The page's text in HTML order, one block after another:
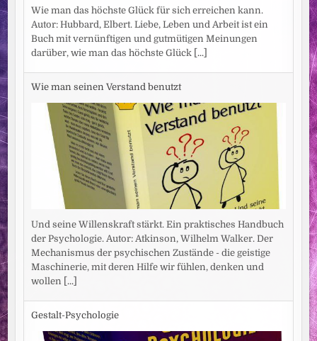
Wie man das höchste Glück für sich erreichen kann.
Autor: Hubbard, Elbert. Liebe, Leben und Arbeit ist ein
Buch mit vernünftigen und gutmütigen Meinungen
darüber, wie man das höchste Glück [...]
Wie man seinen Verstand benutzt
Und seine Willenskraft stärkt. Ein praktisches Handbuch
der Psychologie. Autor: Atkinson, Wilhelm Walker. Der
Mechanismus der psychischen Zustände - die geistige
Maschinerie, mit deren Hilfe wir fühlen, denken und
wollen [...]
Gestalt-Psychologie